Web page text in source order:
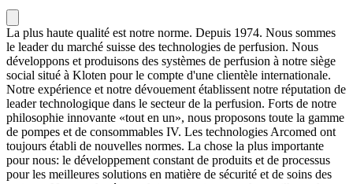
La plus haute qualité est notre norme. Depuis 1974. Nous sommes
le leader du marché suisse des technologies de perfusion. Nous
développons et produisons des systèmes de perfusion à notre siège
social situé à Kloten pour le compte d'une clientèle internationale.
Notre expérience et notre dévouement établissent notre réputation de
leader technologique dans le secteur de la perfusion. Forts de notre
philosophie innovante «tout en un», nous proposons toute la gamme
de pompes et de consommables IV. Les technologies Arcomed ont
toujours établi de nouvelles normes. La chose la plus importante
pour nous: le développement constant de produits et de processus
pour les meilleures solutions en matière de sécurité et de soins des